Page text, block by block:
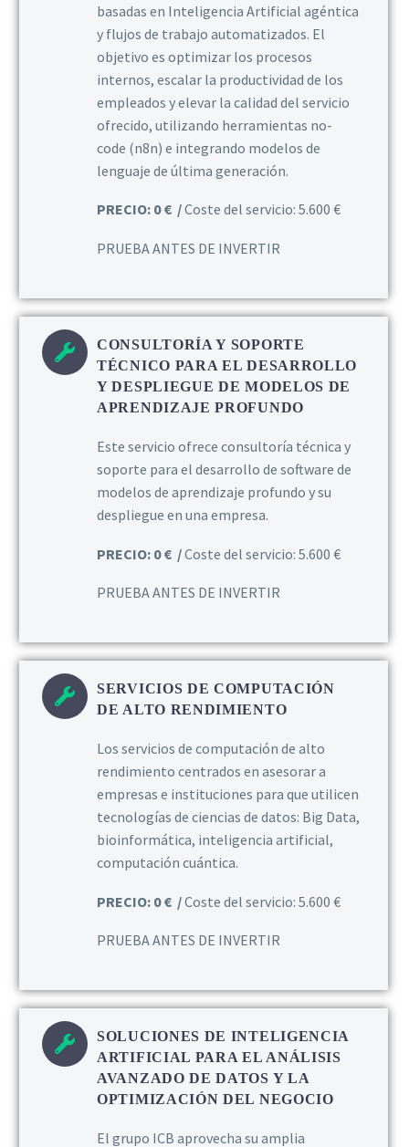
basadas en Inteligencia Artificial agéntica
y flujos de trabajo automatizados. El
objetivo es optimizar los procesos
internos, escalar la productividad de los
empleados y elevar la calidad del servicio
ofrecido, utilizando herramientas no-
code (n8n) e integrando modelos de
lenguaje de última generación.
PRECIO: 0 € /Coste del servicio: 5.600 €
PRUEBA ANTES DE INVERTIR
CONSULTORÍA Y SOPORTE
TÉCNICO PARA EL DESARROLLO
Y DESPLIEGUE DE MODELOS DE
APRENDIZAJE PROFUNDO
Este servicio ofrece consultoría técnica y
soporte para el desarrollo de software de
modelos de aprendizaje profundo y su
despliegue en una empresa.
PRECIO: 0 € /Coste del servicio: 5.600 €
PRUEBA ANTES DE INVERTIR
SERVICIOS DE COMPUTACIÓN
DE ALTO RENDIMIENTO
Los servicios de computación de alto
rendimiento centrados en asesorar a
empresas e instituciones para que utilicen
tecnologías de ciencias de datos: Big Data,
bioinformática, inteligencia artificial,
computación cuántica.
PRECIO: 0 € /Coste del servicio: 5.600 €
PRUEBA ANTES DE INVERTIR
SOLUCIONES DE INTELIGENCIA
ARTIFICIAL PARA EL ANÁLISIS
AVANZADO DE DATOS Y LA
OPTIMIZACIÓN DEL NEGOCIO
El grupo ICB aprovecha su amplia